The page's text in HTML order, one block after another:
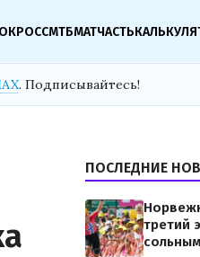
МТБМАТЧАСТЬ
. Подписывайтесь!
ПОСЛЕДНИЕ
третий